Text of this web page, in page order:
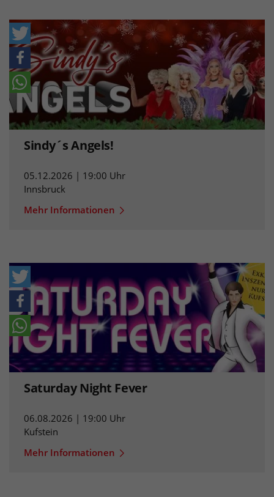
Sindy´s Angels!
05.12.2026 | 19:00 Uhr
Innsbruck
Mehr Informationen
Saturday Night Fever
06.08.2026 | 19:00 Uhr
Kufstein
Mehr Informationen